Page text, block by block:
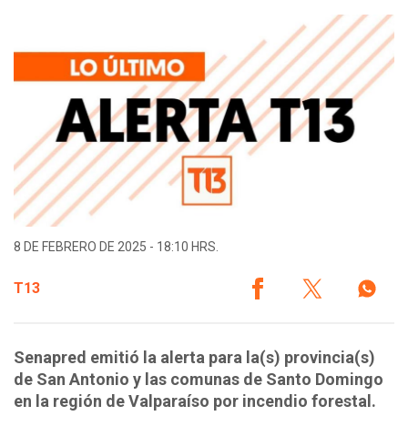
8 DE FEBRERO DE 2025 - 18:10 HRS.
T13
Senapred emitió la alerta para la(s) provincia(s)
de San Antonio y las comunas de Santo Domingo
en la región de Valparaíso por incendio forestal.